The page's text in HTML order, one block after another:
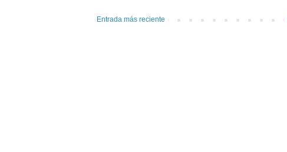
Entrada más reciente